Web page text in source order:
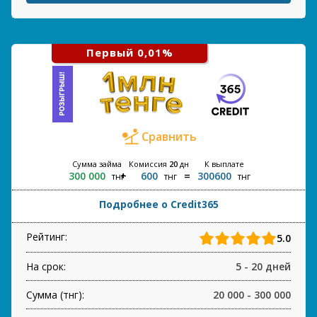
Первый 0,01%
Сравнить
Сумма займа
300 000 тнг
Комиссия 20дн
600 тнг
К выплате
300600 тнг
Подробнее о Credit365
Рейтинг: 5.0
На срок: 5 - 20 дней
Сумма (тнг): 20 000 - 300 000